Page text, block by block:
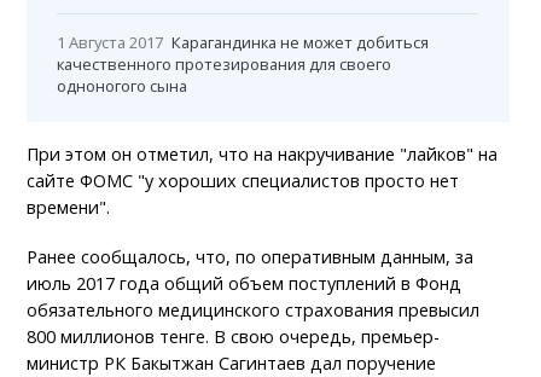
1 Августа 2017 Карагандинка не может добиться
качественного протезирования для своего
одноногого сына
При этом он отметил, что на накручивание "лайков" на
сайте ФОМС "у хороших специалистов просто нет
времени".
Ранее сообщалось, что, по оперативным данным, за
июль 2017 года общий объем поступлений в Фонд
обязательного медицинского страхования превысил
800 миллионов тенге. В свою очередь, премьер-
министр РК Бакытжан Сагинтаев дал поручение